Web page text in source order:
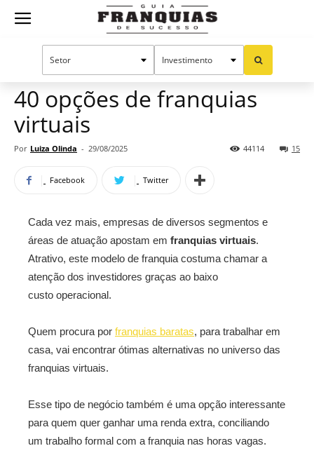
Guia
Oportunidades e tendências
40 opções de franquias
virtuais
Por Luiza Olinda - 29/08/2025 15
44114
Facebook Twitter
Cada vez mais, empresas de diversos segmentos e
áreas de atuação apostam em franquias virtuais.
Atrativo, este modelo de franquia costuma chamar a
atenção dos investidores graças ao baixo
custo operacional.
Quem procura por franquias baratas, para trabalhar em
casa, vai encontrar ótimas alternativas no universo das
franquias virtuais.
Esse tipo de negócio também é uma opção interessante
para quem quer ganhar uma renda extra, conciliando
um trabalho formal com a franquia nas horas vagas.